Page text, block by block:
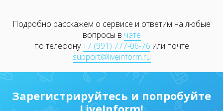
Подробно расскажем о сервисе и ответим на любые
вопросы в чате
по телефону+7 (991) 777-06-76 или почте
support@liveinform.ru
Зарегистрируйтесь и попробуйте